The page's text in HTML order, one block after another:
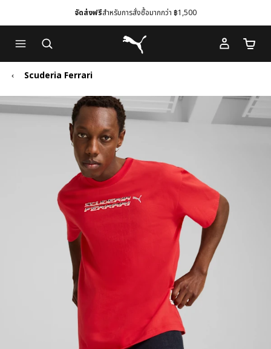
to
Main
content
to
Footer
Content
จัดส่งฟรีสำหรับการสั่งซื้อมากกว่า ฿1,500
Puma โฮม
จำนว
Scuderia Ferrari